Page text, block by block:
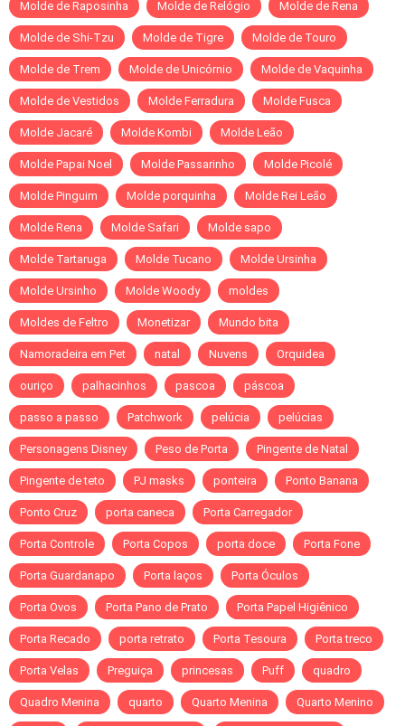
Molde de Raposinha Molde de Relógio Molde de Rena
Molde de Shi-Tzu Molde de Tigre Molde de Touro
Molde de Trem Molde de Unicórnio Molde de Vaquinha
Molde de Vestidos Molde Ferradura Molde Fusca
Molde Jacaré Molde Kombi Molde Leão
Molde Papai Noel Molde Passarinho Molde Picolé
Molde Pinguim Molde porquinha Molde Rei Leão
Molde Rena Molde Safari Molde sapo
Molde Tartaruga Molde Tucano Molde Ursinha
Molde Ursinho Molde Woody moldes
Moldes de Feltro Monetizar Mundo bita
Namoradeira em Pet natal Nuvens Orquidea
ouriço palhacinhos pascoa páscoa
passo a passo Patchwork pelúcia pelúcias
Personagens Disney Peso de Porta Pingente de Natal
Pingente de teto PJ masks ponteira Ponto Banana
Ponto Cruz porta caneca Porta Carregador
Porta Controle Porta Copos porta doce Porta Fone
Porta Guardanapo Porta laços Porta Óculos
Porta Ovos Porta Pano de Prato Porta Papel Higiênico
Porta Recado porta retrato Porta Tesoura Porta treco
Porta Velas Preguiça princesas Puff quadro
Quadro Menina quarto Quarto Menina Quarto Menino